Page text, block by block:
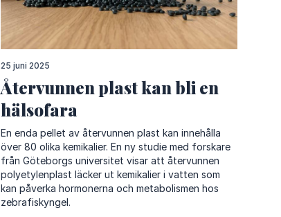
25 juni 2025
Återvunnen plast kan bli en
hälsofara
En enda pellet av återvunnen plast kan innehålla
över 80 olika kemikalier. En ny studie med forskare
från Göteborgs universitet visar att återvunnen
polyetylenplast läcker ut kemikalier i vatten som
kan påverka hormonerna och metabolismen hos
zebrafiskyngel.